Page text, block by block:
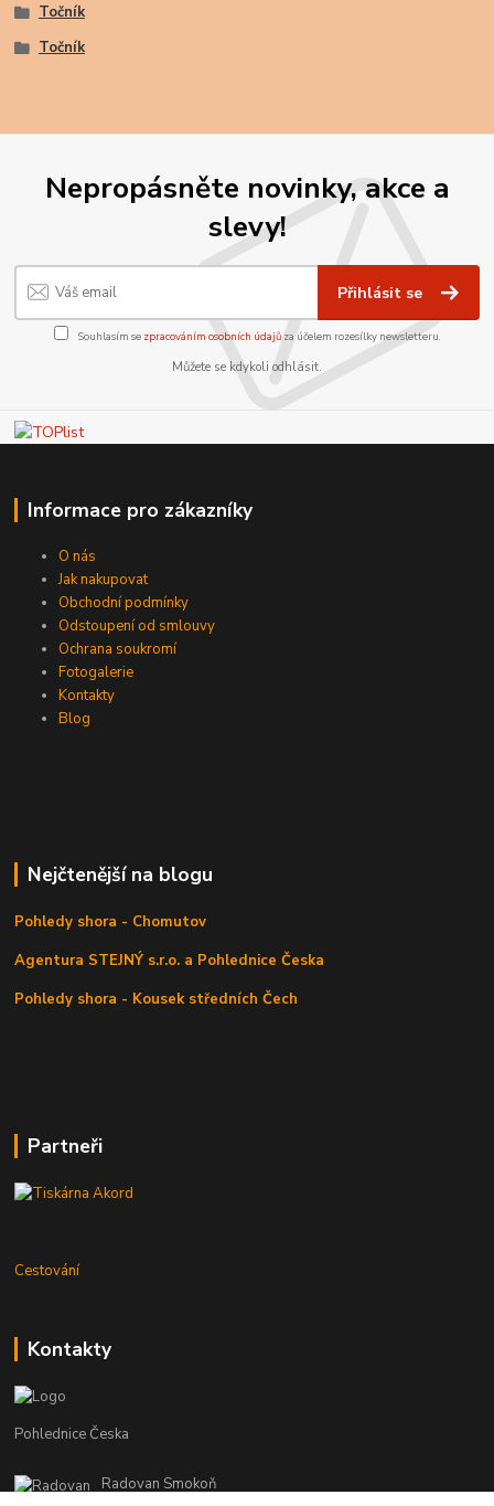
Točník
Točník
Nepropásněte novinky, akce a
slevy!
Přihlásit se
Souhlasím se zpracováním osobních údajůza účelem rozesílky newsletteru.
Můžete se kdykoli odhlásit.
Informace pro zákazníky
O nás
Jak nakupovat
Obchodní podmínky
Odstoupení od smlouvy
Ochrana soukromí
Fotogalerie
Kontakty
Blog
Nejčtenější na blogu
Pohledy shora - Chomutov
Agentura STEJNÝ s.r.o. a Pohlednice Česka
Pohledy shora - Kousek středních Čech
Partneři
Cestování
Kontakty
Pohlednice Česka
Radovan Smokoň